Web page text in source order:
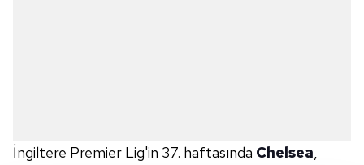
İngiltere Premier Lig'in 37. haftasında Chelsea,